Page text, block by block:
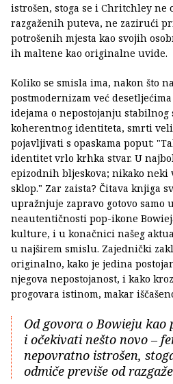
istrošen, stoga se i Chritchley ne
razgaženih puteva, ne zazirući
potrošenih mjesta kao svojih
ih maltene kao originalne uvide.
Koliko se smisla ima, nakon što
postmodernizam već
idejama o nepostojanju stabilnog
koherentnog identiteta, smrti
pojavljivati s opaskama poput:
identitet vrlo krhka stvar. U
epizodnih bljeskova; nikako
sklop." Zar zaista? Čitava knjiga
upražnjuje zapravo gotovo samo
neautentičnosti pop-ikone
kulture, i u konačnici našeg
u najširem smislu. Zajednički
originalno, kako je jedina
njegova nepostojanost, i kako
progovara istinom, makar
Od govora o Bowieju kao
i očekivati nešto novo –
nepovratno istrošen,
odmiče previše od